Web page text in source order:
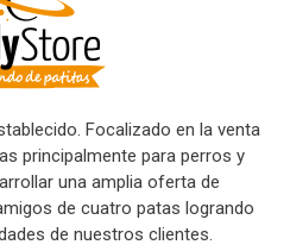
Focalizado en la venta
principalmente para perros y
una amplia oferta de
de cuatro patas logrando
de nuestros clientes.